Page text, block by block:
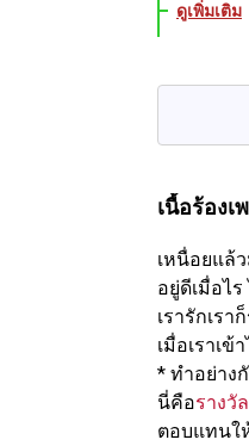
ดูเพิ่มเติม
เนื้อร้องเ
เหนื่อยแล้
อยู่ดีเมื่อไ
เรารักเรา
เมื่อเราเข้
* ทำอย่าง
นี่คือรางวั
ตอบแทนใ